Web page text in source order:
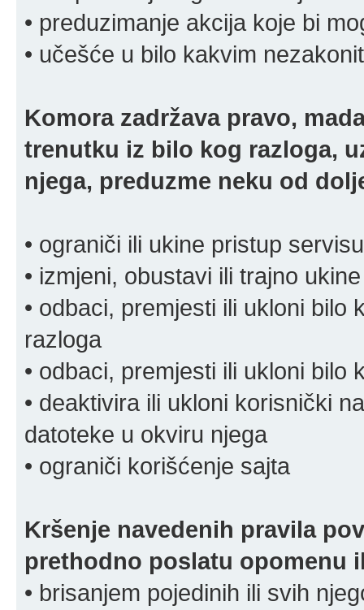
• preduzimanje akcija koje bi
• učešće u bilo kakvim
Komora zadržava pravo,
trenutku iz bilo kog razloga,
njega, preduzme neku od
• ograniči ili ukine pristup servisu
• izmjeni, obustavi ili trajno
• odbaci, premjesti ili ukloni bilo
razloga
• odbaci, premjesti ili ukloni bilo
• deaktivira ili ukloni korisnički
datoteke u okviru njega
• ograniči korišćenje sajta
Kršenje navedenih pravila
prethodno poslatu opomenu
• brisanjem pojedinih ili svih